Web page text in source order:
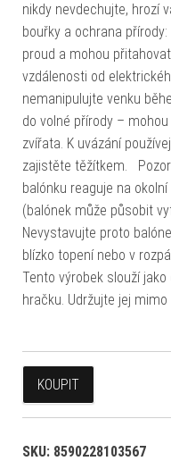
nikdy nevdechujte, hrozí
bouřky a ochrana
proud a mohou
vzdálenosti od
nemanipulujte venku
do volné přírody –
zvířata. K uvázání
zajistěte těžítkem.
balónku reaguje na
(balónek může působit
Nevystavujte proto
blízko topení nebo v
Tento výrobek slouží
hračku. Udržujte jej
KOUPIT
SKU: 8590228103567